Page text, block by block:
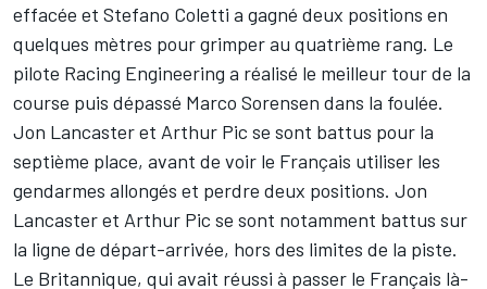
effacée et Stefano Coletti a gagné deux positions en
quelques mètres pour grimper au quatrième rang. Le
pilote Racing Engineering a réalisé le meilleur tour de la
course puis dépassé Marco Sorensen dans la foulée.
Jon Lancaster et Arthur Pic se sont battus pour la
septième place, avant de voir le Français utiliser les
gendarmes allongés et perdre deux positions. Jon
Lancaster et Arthur Pic se sont notamment battus sur
la ligne de départ-arrivée, hors des limites de la piste.
Le Britannique, qui avait réussi à passer le Français là-